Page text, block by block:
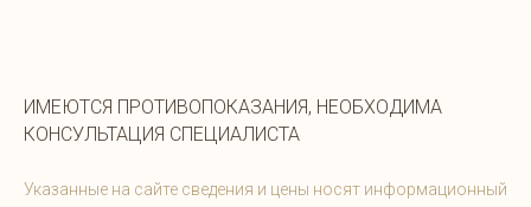
ИМЕЮТСЯ ПРОТИВОПОКАЗАНИЯ, НЕОБХОДИМА
КОНСУЛЬТАЦИЯ СПЕЦИАЛИСТА
Указанные на сайте сведения и цены носят информационный